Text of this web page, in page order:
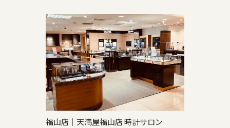
福山店｜天満屋福山店 時計サロン